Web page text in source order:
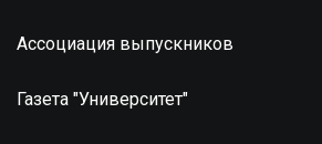
Ассоциация выпускников
Газета "Университет"